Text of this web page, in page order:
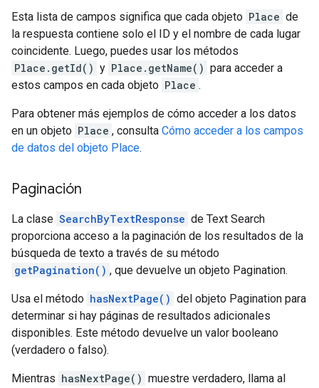
Esta lista de campos significa que cada objeto Place de
la respuesta contiene solo el ID y el nombre de cada lugar
coincidente. Luego, puedes usar los métodos
Place.getId() y Place.getName() para acceder a
estos campos en cada objeto Place .
Para obtener más ejemplos de cómo acceder a los datos
en un objeto Place , consulta Cómo acceder a los campos
de datos del objeto Place.
Paginación
La clase SearchByTextResponse de Text Search
proporciona acceso a la paginación de los resultados de la
búsqueda de texto a través de su método
getPagination() , que devuelve un objeto Pagination.
Usa el método hasNextPage() del objeto Pagination para
determinar si hay páginas de resultados adicionales
disponibles. Este método devuelve un valor booleano
(verdadero o falso).
Mientras hasNextPage() muestre verdadero, llama al